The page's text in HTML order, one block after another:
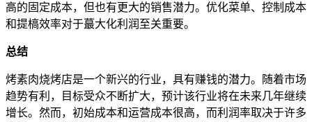
高的固定成本，但也有更大的销售潜力。优化菜单、控制成本
和提槁效率对于蕞大化利润至关重要。
总结
烤素肉烧烤店是一个新兴的行业，具有赚钱的潜力。随着市场
趋势有利，目标受众不断扩大，预计该行业将在未来几年继续
增长。然而，初始成本和运营成本很高，而利润率取决于许多